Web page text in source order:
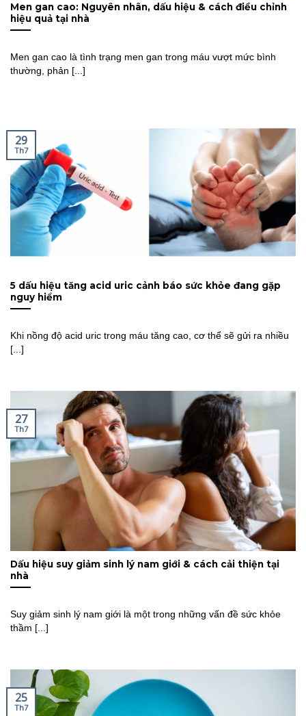
Men gan cao: Nguyên nhân, dấu hiệu & cách điều chỉnh
hiệu quả tại nhà
Men gan cao là tình trạng men gan trong máu vượt mức bình
thường, phản [...]
5 dấu hiệu tăng acid uric cảnh báo sức khỏe đang gặp
nguy hiểm
Khi nồng độ acid uric trong máu tăng cao, cơ thể sẽ gửi ra nhiều
[...]
29
Th7
Dấu hiệu suy giảm sinh lý nam giới & cách cải thiện tại
nhà
Suy giảm sinh lý nam giới là một trong những vấn đề sức khỏe
thầm [...]
27
Th7
25
Th7